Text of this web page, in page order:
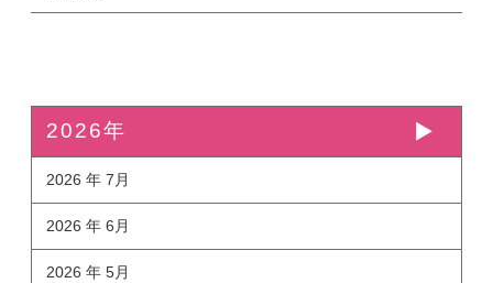
2026年
2026 年 7月
2026 年 6月
2026 年 5月